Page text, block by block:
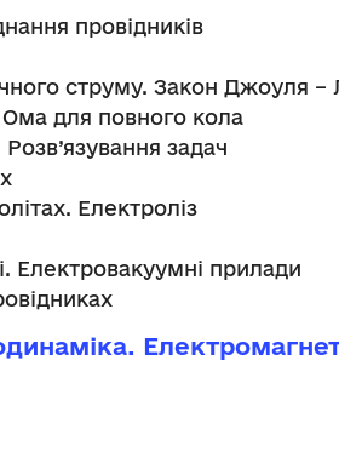
провідників
струму. Закон Джоуля –
для повного кола
задач
Електроліз
Електровакуумні прилади